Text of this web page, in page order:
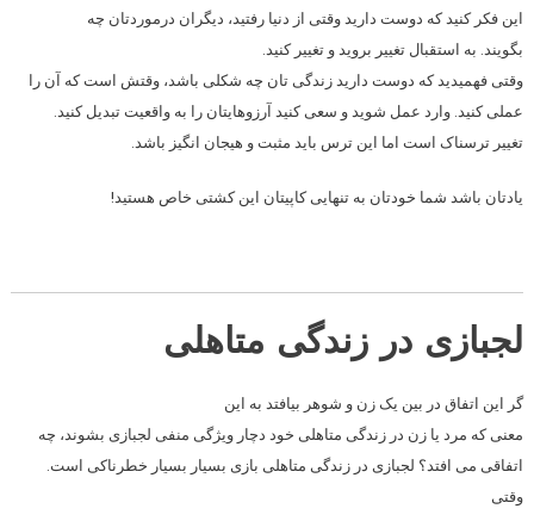
این فکر کنید که دوست دارید وقتی از دنیا رفتید، دیگران درموردتان چه
بگویند. به استقبال تغییر بروید و تغییر کنید.
وقتی فهمیدید که دوست دارید زندگی تان چه شکلی باشد، وقتش است که آن را
عملی کنید. وارد عمل شوید و سعی کنید آرزوهایتان را به واقعیت تبدیل کنید.
تغییر ترسناک است اما این ترس باید مثبت و هیجان انگیز باشد.
یادتان باشد شما خودتان به تنهایی کاپیتان این کشتی خاص هستید!
لجبازی در زندگی متاهلی
گر این اتفاق در بین یک زن و شوهر بیافتد به این
معنی که مرد یا زن در زندگی متاهلی خود دچار ویژگی منفی لجبازی بشوند، چه
اتفاقی می افتد؟ لجبازی در زندگی متاهلی بازی بسیار بسیار خطرناکی است.
وقتی